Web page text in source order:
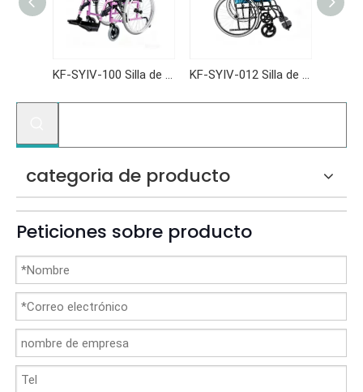
KF-SYIV-100 Silla de ruedas manual plegable Reposabrazos de escritorio Peso ligero para adultos KF-SYIV-012 Silla de ruedas manual plegable Reposabrazos de escritorio Peso ligero para adultos
categoria de producto
Peticiones sobre producto